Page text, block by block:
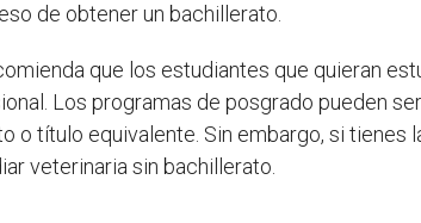
de obtener un bachillerato.
que los estudiantes que quieran
Los programas de posgrado pueden
o título equivalente. Sin embargo, si
veterinaria sin bachillerato.